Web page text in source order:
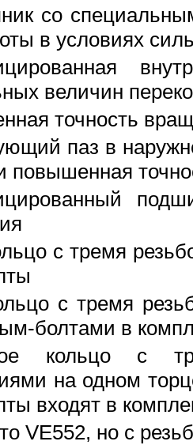
со
в условиях
величин
точность
паз в
повышенная
с тремя
с тремя
болтами в
кольцо с
на одном
входят в
VE552, но с